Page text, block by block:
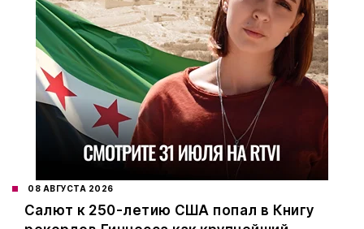
08 АВГУСТА 2026
Салют к 250-летию США попал в Книгу